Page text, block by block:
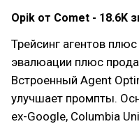
Opik от Comet - 18.6K
Трейсинг агентов
эвалюации плюс
Встроенный Agent
улучшает промпты.
ex-Google, Columbia